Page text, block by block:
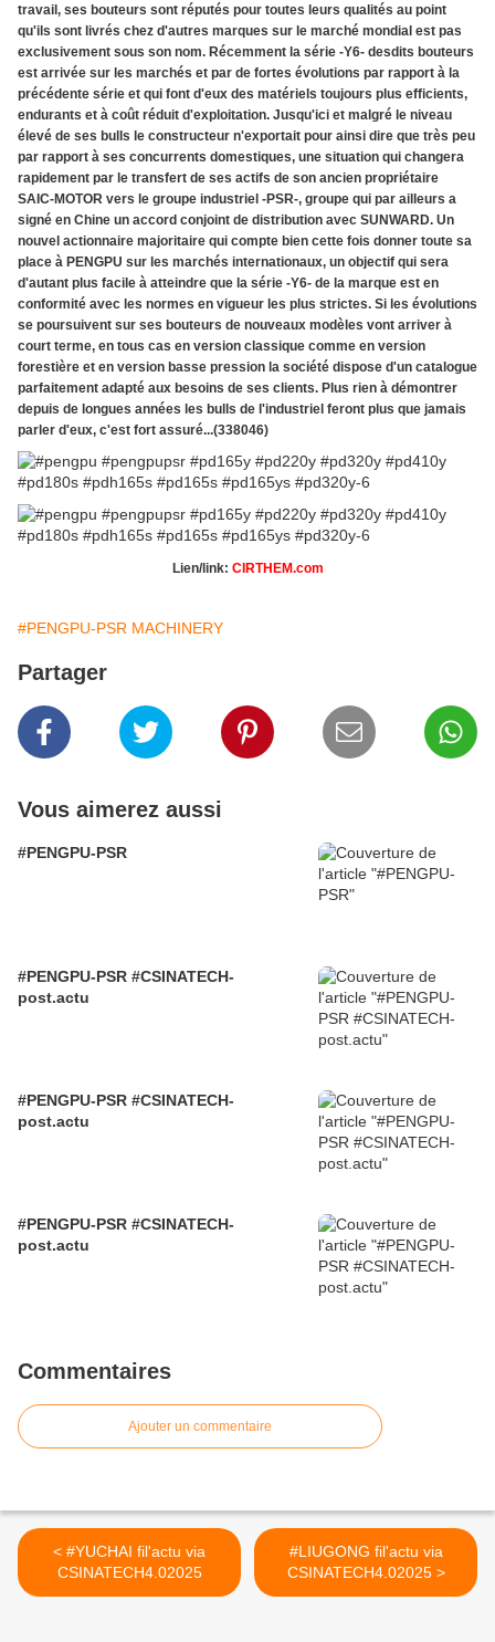
travail, ses bouteurs sont réputés pour toutes leurs qualités au point
qu'ils sont livrés chez d'autres marques sur le marché mondial est pas
exclusivement sous son nom. Récemment la série -Y6- desdits bouteurs
est arrivée sur les marchés et par de fortes évolutions par rapport à la
précédente série et qui font d'eux des matériels toujours plus efficients,
endurants et à coût réduit d'exploitation. Jusqu'ici et malgré le niveau
élevé de ses bulls le constructeur n'exportait pour ainsi dire que très peu
par rapport à ses concurrents domestiques, une situation qui changera
rapidement par le transfert de ses actifs de son ancien propriétaire
SAIC-MOTOR vers le groupe industriel -PSR-, groupe qui par ailleurs a
signé en Chine un accord conjoint de distribution avec SUNWARD. Un
nouvel actionnaire majoritaire qui compte bien cette fois donner toute sa
place à PENGPU sur les marchés internationaux, un objectif qui sera
d'autant plus facile à atteindre que la série -Y6- de la marque est en
conformité avec les normes en vigueur les plus strictes. Si les évolutions
se poursuivent sur ses bouteurs de nouveaux modèles vont arriver à
court terme, en tous cas en version classique comme en version
forestière et en version basse pression la société dispose d'un catalogue
parfaitement adapté aux besoins de ses clients. Plus rien à démontrer
depuis de longues années les bulls de l'industriel feront plus que jamais
parler d'eux, c'est fort assuré...(338046)
Lien/link: CIRTHEM.com
#PENGPU-PSR MACHINERY
Partager
Vous aimerez aussi
#PENGPU-PSR
#PENGPU-PSR #CSINATECH-
post.actu
#PENGPU-PSR #CSINATECH-
post.actu
#PENGPU-PSR #CSINATECH-
post.actu
Commentaires
Ajouter un commentaire
< #YUCHAI fil'actu via
CSINATECH4.02025
#LIUGONG fil'actu via
CSINATECH4.02025 >